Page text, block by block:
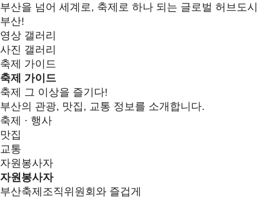
부산을 넘어 세계로, 축제로 하나 되는 글로벌 허브도시
부산!
영상 갤러리
사진 갤러리
축제 가이드
축제 가이드
축제 그 이상을 즐기다!
부산의 관광, 맛집, 교통 정보를 소개합니다.
축제 · 행사
맛집
교통
자원봉사자
자원봉사자
부산축제조직위원회와 즐겁게